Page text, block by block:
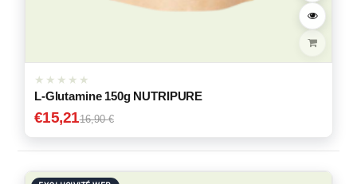
L-Glutamine 150g NUTRIPURE
€15,2116,90 €